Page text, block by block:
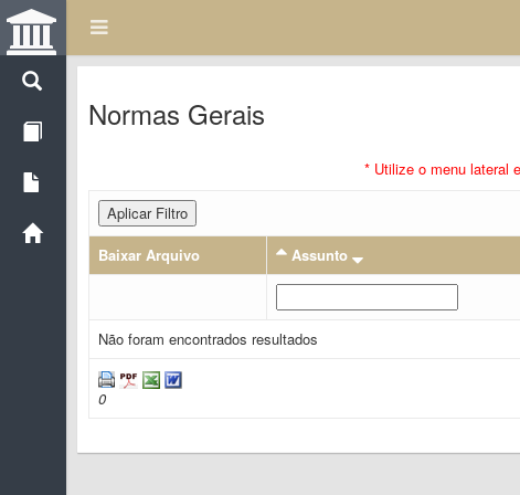
Normas Gerais
* Utilize o menu lateral
Aplicar Filtro
Baixar Arquivo
Assunto
Não foram encontrados resultados
0